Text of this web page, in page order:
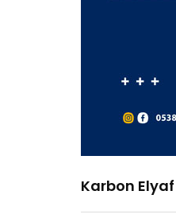
Karbon